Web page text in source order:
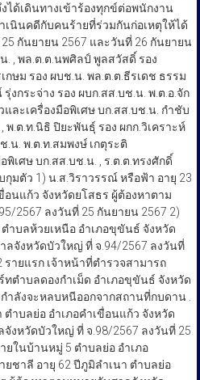
ได้เดินทางเข้าร้องทุกข์ต่อพนักงาน
นินคดีกับคนร้ายที่ร่วมกันก่อเหตุให้ได้
กันยายน 2567 และวันที่ 26 กันยายน
. , พล.ต.ต.นพศิลป์ พูลสวัสดิ์ รอง
กษม รอง ผบช.น. พล.ต.ต.ธีรเดช ธรรม
งกระจ่าง รอง ผบก.สส.บช.น. พ.ต.อ.จัก
ละเครื่องมือพิเศษ บก.สส.บช.น. กำชับ
.ต.ท.นิธิ ปิยะพันธุ์ รอง ผกก.วิเคราะห์
.น. พ.ต.ท.สมพงษ์ เกตุระติ
พิเศษ บก.สส.บช.น. , ร.ต.ต.ทรงศักดิ์
กุมตัว 1) น.ส.วิราวรรณ์ หรือฟ้า อายุ 23
อนแก้ว จังหวัดยโสธร ผู้ต้องหาตาม
2567 ลงวันที่ 25 กันยายน 2567 2)
ำบลห้วยเหนือ อำเภอขุขันธ์ จังหวัด
ลจังหวัดบัวใหญ่ ที่ จ.94/2567 ลงวันที่
รายแรก เจ้าหน้าที่ตำรวจสามารถ
ตำบลดองกำเม็ด อำเภอขุขันธ์ จังหวัด
ลังจะหลบหนีออกจากสถานที่กบดาน .
ตำบลย่อ อำเภอคำเขื่อนแก้ว จังหวัด
งหวัดบัวใหญ่ ที่ จ.98/2567 ลงวันที่ 25
ยในบ้านหมู่ 5 ตำบลย่อ อำเภอ
ยชาลี อายุ 62 ปีภูมิลำเนา ตำบลย่อ